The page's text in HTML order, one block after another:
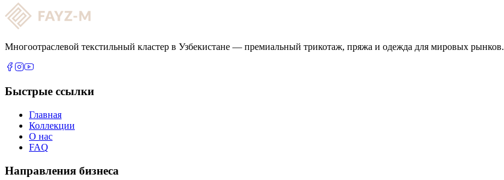
Многоотраслевой текстильный кластер в Узбекистане — премиальный трикотаж, пряжа и одежда для мировых рынков.
Быстрые ссылки
Главная
Коллекции
О нас
FAQ
Направления бизнеса